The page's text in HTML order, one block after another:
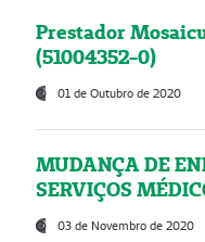
Prestador
(51004352-0)
01 de Outubro de 2020
MUDANÇA DE
SERVIÇOS
03 de Novembro de 2020